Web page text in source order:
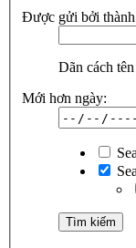
Được gửi bởi
Dãn cách
Mới hơn ngày: